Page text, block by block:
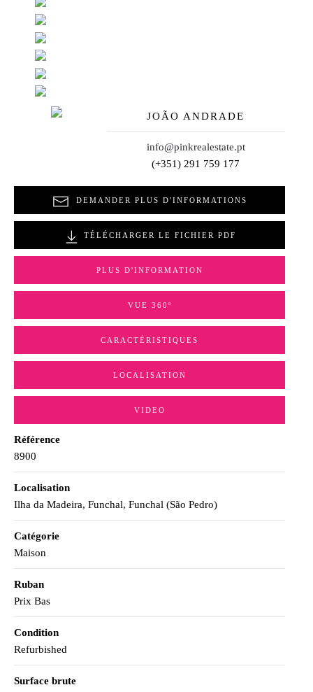
JOÃO ANDRADE
info@pinkrealestate.pt
(+351) 291 759 177
DEMANDER PLUS D'INFORMATIONS
TÉLÉCHARGER LE FICHIER PDF
PLUS D'INFORMATION
VUE 360º
CARACTÉRISTIQUES
LOCALISATION
VIDEO
Référence
8900
Localisation
Ilha da Madeira, Funchal, Funchal (São Pedro)
Catégorie
Maison
Ruban
Prix Bas
Condition
Refurbished
Surface brute